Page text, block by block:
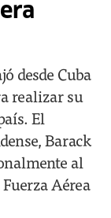
desde Cuba
realizar su
El
Barack
al
Aérea